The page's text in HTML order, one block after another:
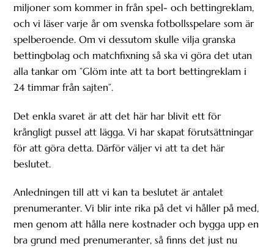
miljoner som kommer in från spel- och bettingreklam,
och vi läser varje år om svenska fotbollsspelare som är
spelberoende. Om vi dessutom skulle vilja granska
bettingbolag och matchfixning så ska vi göra det utan
alla tankar om ”Glöm inte att ta bort bettingreklam i
24 timmar från sajten”.
Det enkla svaret är att det här har blivit ett för
krångligt pussel att lägga. Vi har skapat förutsättningar
för att göra detta. Därför väljer vi att ta det här
beslutet.
Anledningen till att vi kan ta beslutet är antalet
prenumeranter. Vi blir inte rika på det vi håller på med,
men genom att hålla nere kostnader och bygga upp en
bra grund med prenumeranter, så finns det just nu